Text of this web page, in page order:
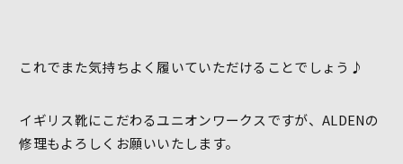
これでまた気持ちよく履いていただけることでしょう♪
イギリス靴にこだわるユニオンワークスですが、ALDENの
修理もよろしくお願いいたします。